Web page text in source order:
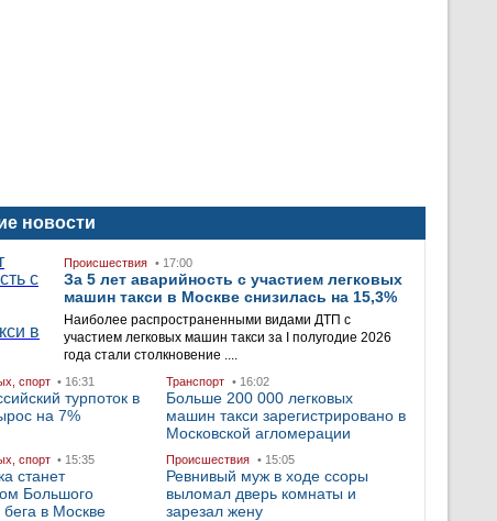
новости
Происшествия • 17:00
За 5 лет аварийность с участием легковых
машин такси в Москве снизилась на 15,3%
Наиболее распространенными видами ДТП с
участием легковых машин такси за I полугодие 2026
года стали столкновение ....
спорт • 16:31
турпоток в
на 7%
Транспорт • 16:02
Больше 200 000 легковых
машин такси зарегистрировано в
Московской агломерации
спорт • 15:35
станет
Большого
в Москве
Происшествия • 15:05
Ревнивый муж в ходе ссоры
выломал дверь комнаты и
зарезал жену